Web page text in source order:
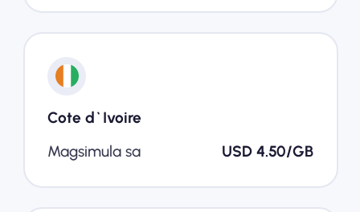
Cote d`Ivoire
Magsimula sa
USD 4.50/GB